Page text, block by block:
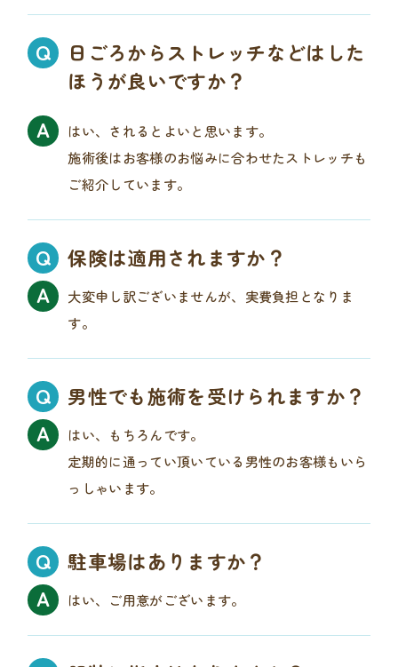
日ごろからストレッチなどはした
ほうが良いですか？
はい、されるとよいと思います。
施術後はお客様のお悩みに合わせたストレッチも
ご紹介しています。
保険は適用されますか？
大変申し訳ございませんが、実費負担となりま
す。
男性でも施術を受けられますか？
はい、もちろんです。
定期的に通ってい頂いている男性のお客様もいら
っしゃいます。
駐車場はありますか？
はい、ご用意がございます。